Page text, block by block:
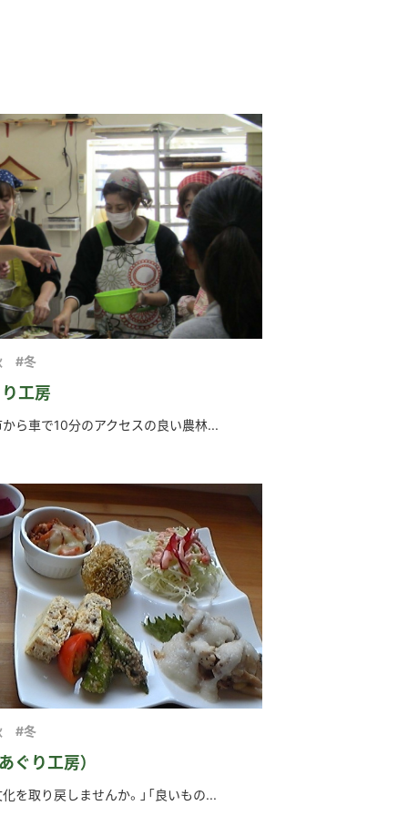
工房
#冬
ら車で10分のアクセスの良い農林...
ぐり工房）
#冬
を取り戻しませんか。」「良いもの...